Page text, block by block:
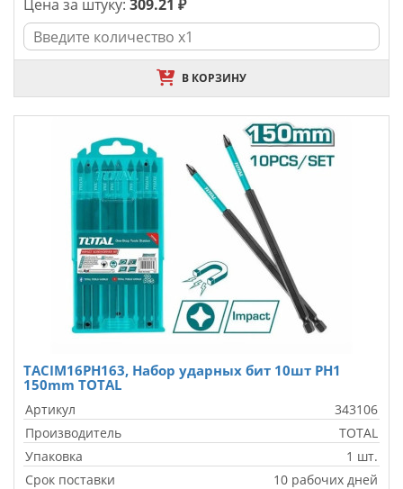
Цена за штуку: 309.21 ₽
В КОРЗИНУ
TACIM16PH163, Набор ударных бит 10шт PH1
150mm TOTAL
Артикул
343106
Производитель
TOTAL
Упаковка
1 шт.
Срок поставки
10 рабочих дней